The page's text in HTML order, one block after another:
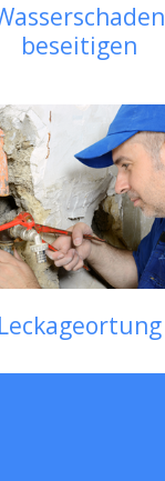
beseitigen
Leckageortung